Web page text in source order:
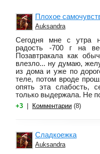
Плохое
Auksandra
Сегодня мне с утра
радость -700 г на
Позавтракала как
влезло... ну думаю,
из дома и уже по
теле, потом вроде
опять эта слабость,
только выдержала. Не
+3 Комментарии (8)
Сладкоежка
Auksandra